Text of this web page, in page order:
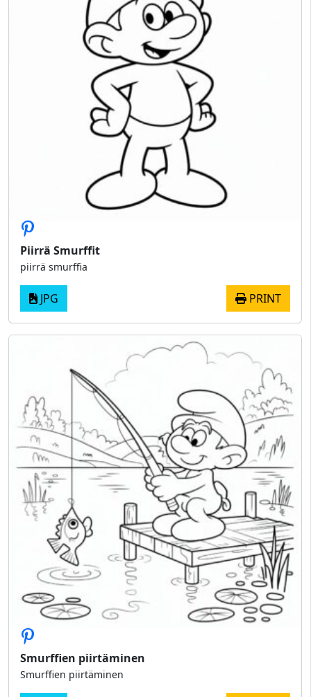
Piirrä Smurffit
piirrä smurffia
JPG PRINT
Smurffien piirtäminen
Smurffien piirtäminen